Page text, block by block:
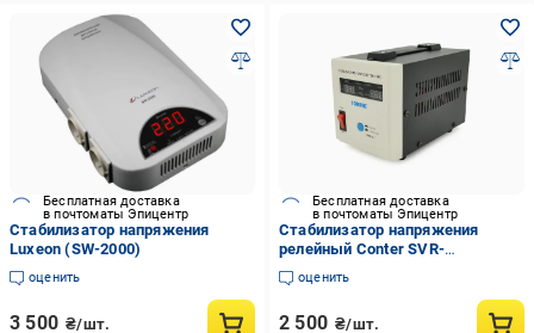
Бесплатная доставка
в почтоматы Эпицентр
Стабилизатор напряжения
Luxeon (SW-2000)
оценить
3 500 ₴/шт.
Бесплатная доставка
в почтоматы Эпицентр
Стабилизатор напряжения
релейный Conter SVR-
500VA/375W (36327997)
оценить
2 500 ₴/шт.